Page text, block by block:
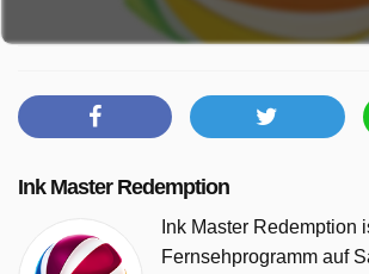
Ink Master Redemption
Ink Master Redemption
Fernsehprogramm auf